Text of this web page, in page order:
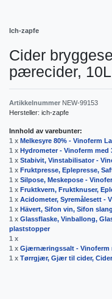
Ich-zapfe
Cider
pærecider, 10L
Artikkelnummer NEW-99153
Hersteller: ich-zapfe
Innhold av varebunter:
1 x Melkesyre 80% - Vinoferm
1 x Hydrometer - Vinoferm med
1 x Stabivit, Vinstabilisator -
1 x Fruktpresse, Eplepresse,
1 x Silpose, Meskepose -
1 x Fruktkvern, Fruktknuser,
1 x Acidometer, Syremålesett -
1 x Hävert, Sifon vin, Sifon
1 x Glassflaske, Vinballong,
plaststopper
1 x
1 x Gjærnæringssalt - Vinoferm
1 x Tørrgjær, Gjær til cider,